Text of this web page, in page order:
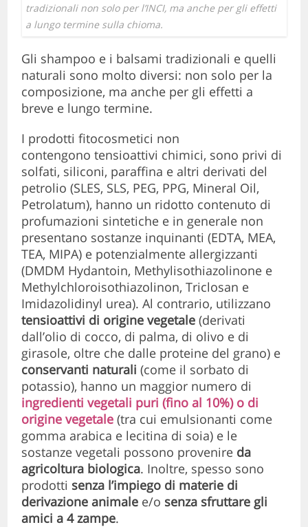
tradizionali non solo per l’INCI, ma anche per gli effetti
a lungo termine sulla chioma.
Gli shampoo e i balsami tradizionali e quelli
naturali sono molto diversi: non solo per la
composizione, ma anche per gli effetti a
breve e lungo termine.
I prodotti fitocosmetici non
contengono tensioattivi chimici, sono privi di
solfati, siliconi, paraffina e altri derivati del
petrolio (SLES, SLS, PEG, PPG, Mineral Oil,
Petrolatum), hanno un ridotto contenuto di
profumazioni sintetiche e in generale non
presentano sostanze inquinanti (EDTA, MEA,
TEA, MIPA) e potenzialmente allergizzanti
(DMDM Hydantoin, Methylisothiazolinone e
Methylchloroisothiazolinon, Triclosan e
Imidazolidinyl urea). Al contrario, utilizzano
tensioattivi di origine vegetale(derivati
dall’olio di cocco, di palma, di olivo e di
girasole, oltre che dalle proteine del grano) e
conservanti naturali (come il sorbato di
potassio), hanno un maggior numero di
ingredienti vegetali puri (fino al 10%) o di
origine vegetale (tra cui emulsionanti come
gomma arabica e lecitina di soia) e le
sostanze vegetali possono provenire da
agricoltura biologica. Inoltre, spesso sono
prodotti senza l’impiego di materie di
derivazione animale e/o senza sfruttare gli
amici a 4 zampe.